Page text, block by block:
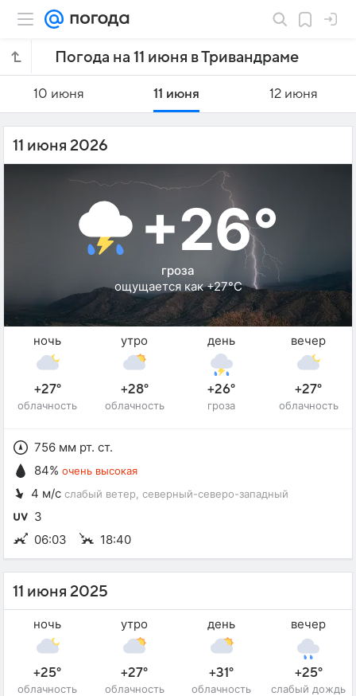
Погода на 11 июня в Тривандраме
10 июня 11 июня 12 июня
11 июня 2026
+26°
гроза
ощущается как +27°C
ночь
+27°
облачность
утро
+28°
облачность
день
+26°
гроза
вечер
+27°
облачность
756 мм рт. ст.
84% очень высокая
4 м/с слабый ветер , северный-северо-западный
3
06:03
18:40
11 июня 2025
ночь
+25°
облачность
утро
+27°
облачность
день
+31°
облачность
вечер
+25°
слабый дождь